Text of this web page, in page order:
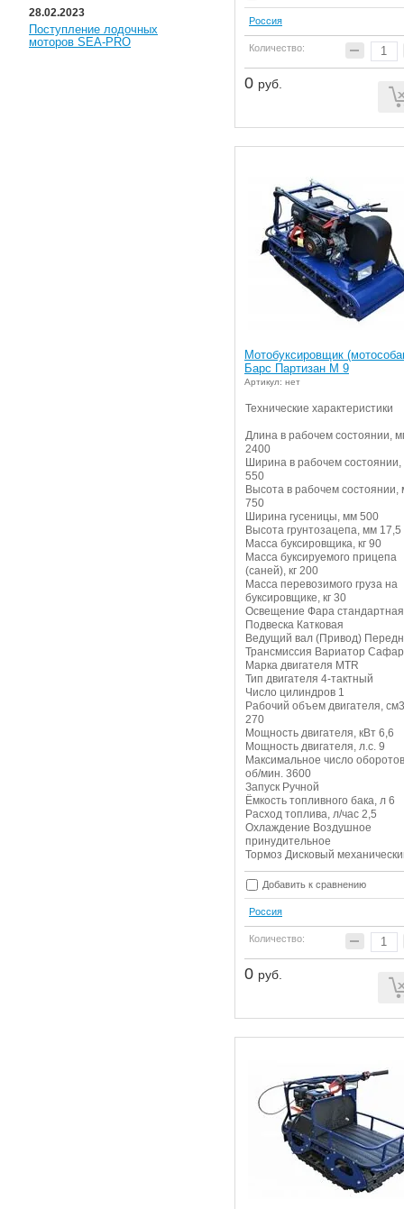
28.02.2023
Поступление лодочных
моторов SEA-PRO
Россия
Количество:
0 руб.
Мотобуксировщик
Барс Партизан M 9
Артикул: нет
Технические характеристики
Длина в рабочем состоянии,
2400
Ширина в рабочем
550
Высота в рабочем состоянии,
750
Ширина гусеницы, мм 500
Высота грунтозацепа, мм 17,5
Масса буксировщика, кг 90
Масса буксируемого прицепа
(саней), кг 200
Масса перевозимого груза на
буксировщике, кг 30
Освещение Фара стандартная
Подвеска Катковая
Ведущий вал (Привод)
Трансмиссия Вариатор
Марка двигателя MTR
Тип двигателя 4-тактный
Число цилиндров 1
Рабочий объем двигателя, см3
270
Мощность двигателя, кВт 6,6
Мощность двигателя, л.с. 9
Максимальное число
об/мин. 3600
Запуск Ручной
Ёмкость топливного бака, л 6
Расход топлива, л/час 2,5
Охлаждение Воздушное
принудительное
Тормоз Дисковый
Добавить к сравнению
Россия
Количество:
0 руб.